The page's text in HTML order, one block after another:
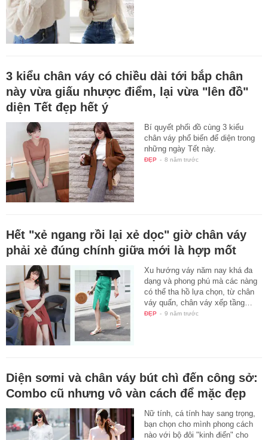
3 kiểu chân váy có chiều dài tới bắp chân
này vừa giấu nhược điểm, lại vừa "lên đồ"
diện Tết đẹp hết ý
Bí quyết phối đồ cùng 3 kiểu
chân váy phổ biến để diện trong
những ngày Tết này.
ĐẸP - 8 năm trước
Hết "xẻ ngang rồi lại xẻ dọc" giờ chân váy
phải xẻ đúng chính giữa mới là hợp mốt
Xu hướng váy năm nay khá đa
dạng và phong phú mà các nàng
có thể tha hồ lựa chọn, từ chân
váy quấn, chân váy xếp tầng…
ĐẸP - 9 năm trước
Diện sơmi và chân váy bút chì đến công sở:
Combo cũ nhưng vô vàn cách để mặc đẹp
Nữ tính, cá tính hay sang trọng,
bạn chọn cho mình phong cách
nào với bộ đôi "kinh điển" cho